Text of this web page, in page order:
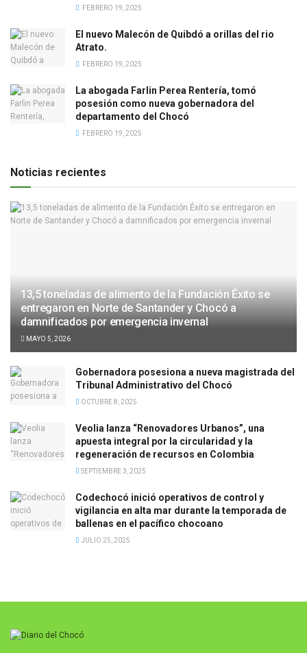
FEBRERO 19, 2025
El nuevo Malecón de Quibdó a orillas del rio
Atrato.
FEBRERO 19, 2025
La abogada Farlin Perea Rentería, tomó
posesión como nueva gobernadora del
departamento del Chocó
FEBRERO 19, 2025
Noticias recientes
13,5 toneladas de alimento de la Fundación Éxito se
entregaron en Norte de Santander y Chocó a
damnificados por emergencia invernal
MAYO 5, 2026
Gobernadora posesiona a nueva magistrada del
Tribunal Administrativo del Chocó
OCTUBRE 8, 2025
Veolia lanza “Renovadores Urbanos”, una
apuesta integral por la circularidad y la
regeneración de recursos en Colombia
SEPTIEMBRE 3, 2025
Codechocó inició operativos de control y
vigilancia en alta mar durante la temporada de
ballenas en el pacífico chocoano
JULIO 25, 2025